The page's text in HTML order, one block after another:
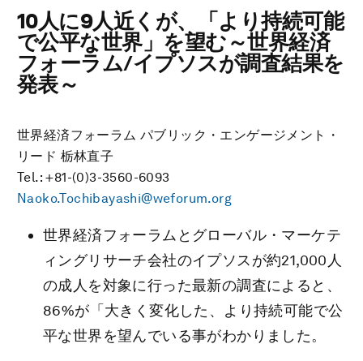
10人に9人近くが、「より持続可能
で公平な世界」を望む～世界経済
フォーラム/イプソスが調査結果を
発表～
世界経済フォーラム パブリック・エンゲージメント・
リード 栃林直子
Tel.: +81-(0)3-3560-6093
Naoko.Tochibayashi@weforum.org
世界経済フォーラムとグローバル・マーケテ
ィングリサーチ会社のイプソスが約21,000人
の成人を対象に行った最新の調査によると、
86%が「大きく変化した、より持続可能で公
平な世界を望んでいる事がわかりました。